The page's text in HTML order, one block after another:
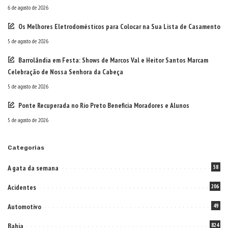
6 de agosto de 2026
Os Melhores Eletrodomésticos para Colocar na Sua Lista de Casamento
5 de agosto de 2026
Barrolândia em Festa: Shows de Marcos Val e Heitor Santos Marcam
Celebração de Nossa Senhora da Cabeça
5 de agosto de 2026
Ponte Recuperada no Rio Preto Beneficia Moradores e Alunos
5 de agosto de 2026
Categorias
A gata da semana 58
Acidentes 206
Automotivo 49
Bahia 824